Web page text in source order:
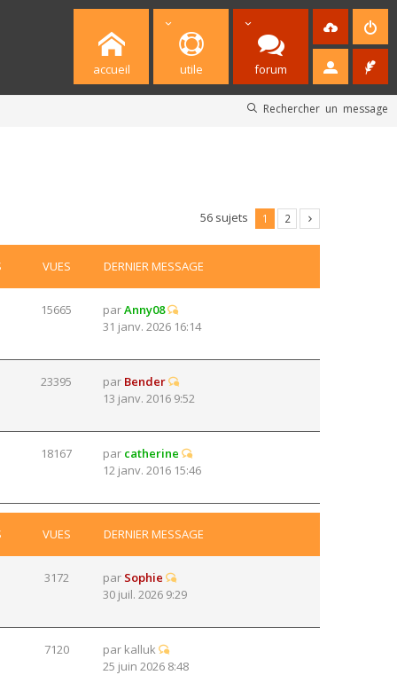
accueil utile forum
Rechercher un message
56 sujets 1 2
VUES DERNIER MESSAGE
15665 parAnny08
31 janv. 2026 16:14
23395 par Bender
13 janv. 2016 9:52
18167 par catherine
12 janv. 2016 15:46
VUES DERNIER MESSAGE
3172 par Sophie
30 juil. 2026 9:29
7120 par kalluk
25 juin 2026 8:48